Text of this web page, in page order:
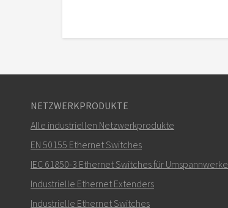
NETZWERKPRODUKTE
Alle industriellen Netzwerkprodukte
EN 50155 Ethernet Switches
IEC 61850-3 Ethernet Switches für Umspannwerke
Industrielle Ethernet Extenders
Industrielle Ethernet Switches